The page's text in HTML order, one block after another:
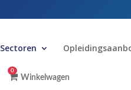
Sectoren
Winkelwagen
0